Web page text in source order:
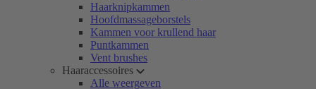
Haarknipkammen
Hoofdmassageborstels
Kammen voor krullend haar
Puntkammen
Vent brushes
Haaraccessoires
Alle weergeven